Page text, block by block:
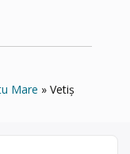
Mare Vetiș